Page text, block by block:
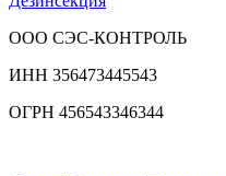
ООО СЭС-КОНТРОЛЬ
ИНН 356473445543
ОГРН 456543346344